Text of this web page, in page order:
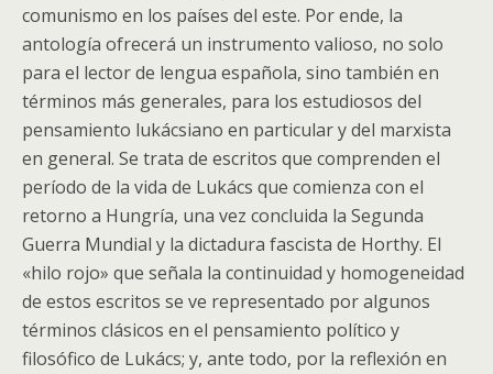
comunismo en los países del este. Por ende, la
antología ofrecerá un instrumento valioso, no solo
para el lector de lengua española, sino también en
términos más generales, para los estudiosos del
pensamiento lukácsiano en particular y del marxista
en general. Se trata de escritos que comprenden el
período de la vida de Lukács que comienza con el
retorno a Hungría, una vez concluida la Segunda
Guerra Mundial y la dictadura fascista de Horthy. El
«hilo rojo» que señala la continuidad y homogeneidad
de estos escritos se ve representado por algunos
términos clásicos en el pensamiento político y
filosófico de Lukács; y, ante todo, por la reflexión en